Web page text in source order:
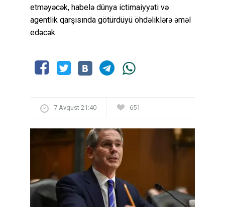
etməyəcək, habelə dünya ictimaiyyəti və
agentlik qarşısında götürdüyü öhdəliklərə əməl
edəcək.
7 Avqust 21:40 651